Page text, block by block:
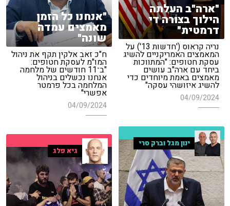
"ארה"ב העלתה
הילוך בצורה די
דרמטית"
נריה קראוס ('חדשות 13') על
המאמצים האמריקניים להשיג
עסקת חטופים: "המתווכות
ביחד עם ארה"ב עושים
מאמצים באמת מיוחדים כדי
להשיג איזושהי עסקה"
04/09/2024
"אנחנו כל הזמן
מאמצים עמדה
שונה"
ח"כ זאב אלקין תקף את ניהול
המו"מ לעסקת חטופים:
"ב־11 חודשים של מלחמה
אנחנו נכשלים בניהול
המלחמה בכל פרמטר
אפשרי"
04/09/2024
ינון מגל וברק סרי
גיא פלג